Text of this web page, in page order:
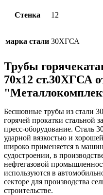
Стенка 12
марка стали 30ХГСА
Трубы
70x12 ст.30ХГСА
Бесшовные трубы из стали
горячей прокатки стальной
пресс-оборудование. Сталь
ударной вязкостью и
широко применяется в
судостроении, в
нефтегазовой
используются в
секторе для производства
строительстве.